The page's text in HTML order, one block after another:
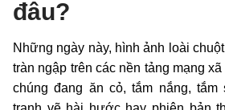
đâu?
Những ngày này, hình ảnh loài
tràn ngập trên các nền tảng mạng
chúng đang ăn cỏ, tắm nắng,